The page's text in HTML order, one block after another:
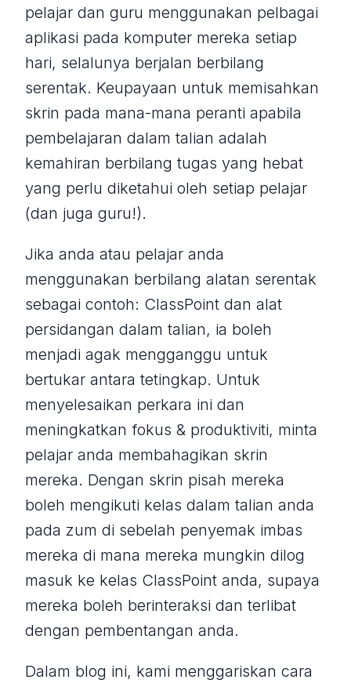
pelajar dan guru menggunakan pelbagai
aplikasi pada komputer mereka setiap
hari, selalunya berjalan berbilang
serentak. Keupayaan untuk memisahkan
skrin pada mana-mana peranti apabila
pembelajaran dalam talian adalah
kemahiran berbilang tugas yang hebat
yang perlu diketahui oleh setiap pelajar
(dan juga guru!).
Jika anda atau pelajar anda
menggunakan berbilang alatan serentak
sebagai contoh: ClassPoint dan alat
persidangan dalam talian, ia boleh
menjadi agak mengganggu untuk
bertukar antara tetingkap. Untuk
menyelesaikan perkara ini dan
meningkatkan fokus & produktiviti, minta
pelajar anda membahagikan skrin
mereka. Dengan skrin pisah mereka
boleh mengikuti kelas dalam talian anda
pada zum di sebelah penyemak imbas
mereka di mana mereka mungkin dilog
masuk ke kelas ClassPoint anda, supaya
mereka boleh berinteraksi dan terlibat
dengan pembentangan anda.
Dalam blog ini, kami menggariskan cara